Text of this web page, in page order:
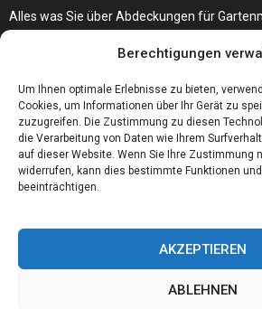
Berechtigungen
Um Ihnen optimale Erlebnisse zu bieten,
Cookies, um Informationen über Ihr Gerät zu
zuzugreifen. Die Zustimmung zu diesen
die Verarbeitung von Daten wie Ihrem
auf dieser Website. Wenn Sie Ihre Zustimmung
widerrufen, kann dies bestimmte Funktionen
beeinträchtigen.
AKZEPTIEREN
ABLEHNEN
Alles was Sie über Abdeckungen für
Bare Metal Server?